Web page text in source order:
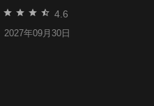
4.6
2027年09月30日